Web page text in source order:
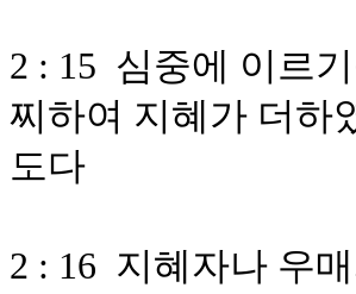
2 : 15 심중에 이르
찌하여 지혜가 더하
도다
2 : 16 지혜자나 우